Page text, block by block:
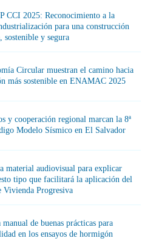
CCI 2025: Reconocimiento a la
para una construcción
sostenible y segura
Circular muestran el camino hacia
más sostenible en ENAMAC 2025
y cooperación regional marcan la 8ª
Modelo Sísmico en El Salvador
material audiovisual para explicar
tipo que facilitará la aplicación del
Vivienda Progresiva
de buenas prácticas para
en los ensayos de hormigón